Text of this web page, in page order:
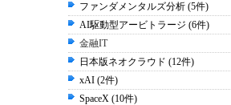
ファンダメンタルズ分析 (5件)
AI駆動型アービトラージ (6件)
金融IT
日本版ネオクラウド (12件)
xAI (2件)
SpaceX (10件)